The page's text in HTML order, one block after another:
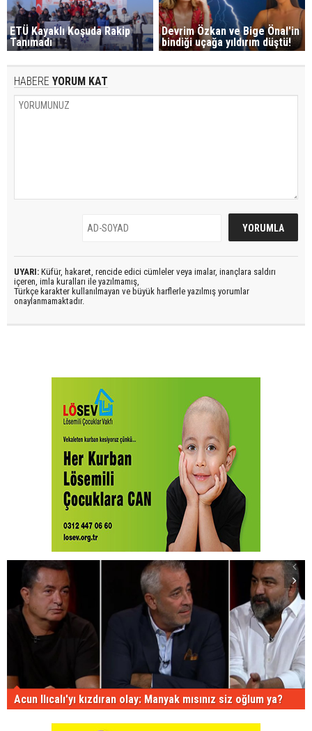
ETÜ Kayaklı Koşuda Rakip
Tanımadı
Devrim Özkan ve Bige Önal'in
bindiği uçağa yıldırım düştü!
HABERE YORUM KAT
UYARI: Küfür, hakaret, rencide edici cümleler veya imalar, inançlara saldırı
içeren, imla kuralları ile yazılmamış,
Türkçe karakter kullanılmayan ve büyük harflerle yazılmış yorumlar
onaylanmamaktadır.
Acun Ilıcalı'yı kızdıran olay: Manyak mısınız siz oğlum ya?